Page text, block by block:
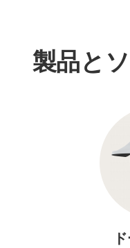
製品と